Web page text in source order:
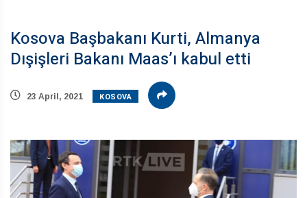
Kosova Başbakanı Kurti, Almanya
Dışişleri Bakanı Maas’ı kabul etti
23 April, 2021 KOSOVA